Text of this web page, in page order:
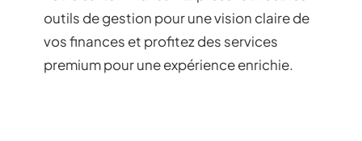
outils de gestion pour une vision claire de
vos finances et profitez des services
premium pour une expérience enrichie.